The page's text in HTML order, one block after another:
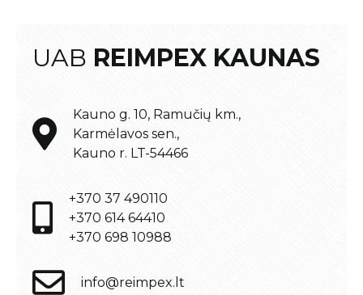
UAB REIMPEX KAUNAS
Kauno g. 10, Ramučių km.,
Karmėlavos sen.,
Kauno r. LT-54466
+370 37 490110
+370 614 64410
+370 698 10988
info@reimpex.lt